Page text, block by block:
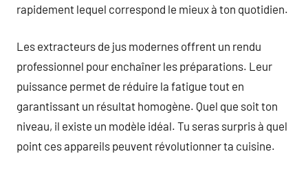
rapidement lequel correspond le mieux à ton quotidien.
Les extracteurs de jus modernes offrent un rendu
professionnel pour enchaîner les préparations. Leur
puissance permet de réduire la fatigue tout en
garantissant un résultat homogène. Quel que soit ton
niveau, il existe un modèle idéal. Tu seras surpris à quel
point ces appareils peuvent révolutionner ta cuisine.